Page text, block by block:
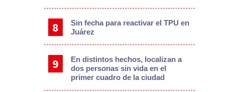
Sin fecha para reactivar el TPU en
Juárez
En distintos hechos, localizan a
dos personas sin vida en el
primer cuadro de la ciudad